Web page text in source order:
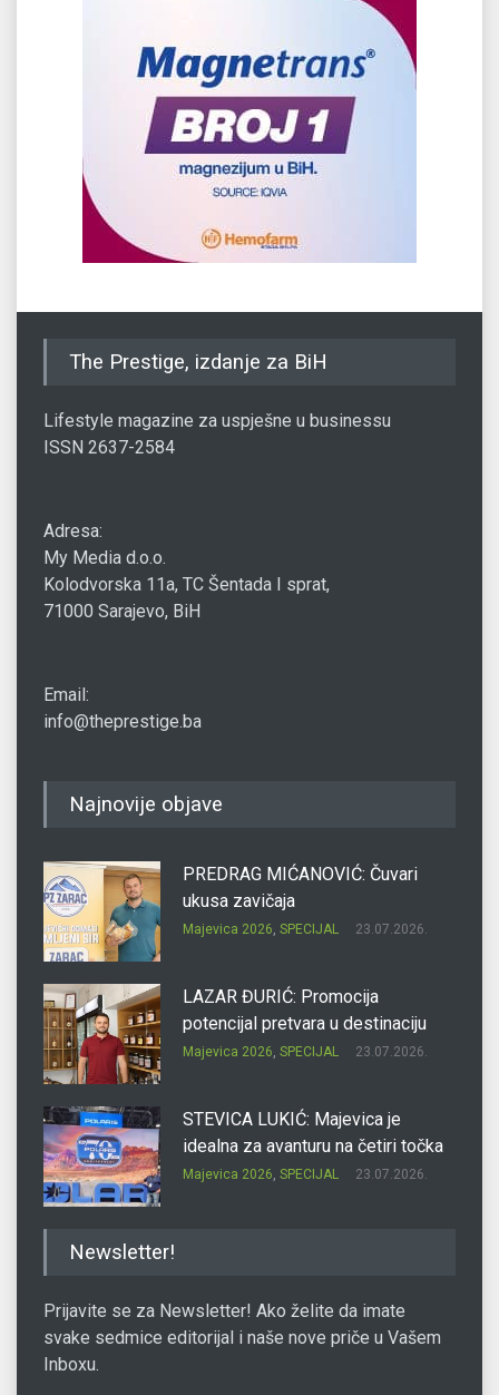
The Prestige, izdanje za BiH
Lifestyle magazine za uspješne u businessu
ISSN 2637-2584
Adresa:
My Media d.o.o.
Kolodvorska 11a, TC Šentada I sprat,
71000 Sarajevo, BiH
Email:
info@theprestige.ba
Najnovije objave
PREDRAG MIĆANOVIĆ: Čuvari
ukusa zavičaja
Majevica 2026, SPECIJAL 23.07.2026.
LAZAR ĐURIĆ: Promocija
potencijal pretvara u destinaciju
Majevica 2026, SPECIJAL 23.07.2026.
STEVICA LUKIĆ: Majevica je
idealna za avanturu na četiri točka
Majevica 2026, SPECIJAL 23.07.2026.
Newsletter!
Prijavite se za Newsletter! Ako želite da imate
svake sedmice editorijal i naše nove priče u Vašem
Inboxu.